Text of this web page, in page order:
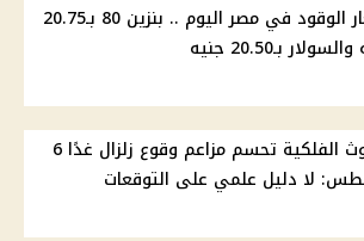
أسعار الوقود في مصر اليوم .. بنزين 80 بـ20.75
بـ20.50 جنيه
البحوث الفلكية تحسم مزاعم وقوع زلزال غدًا 6
لا دليل علمي على التوقعات